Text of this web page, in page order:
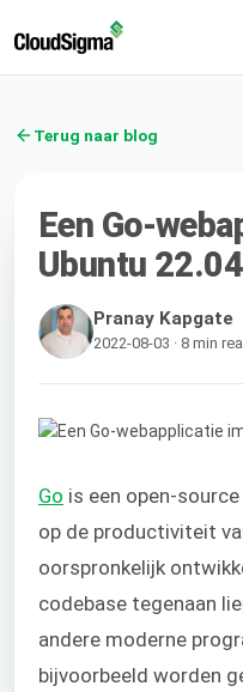
Terug naar blog
Een Go-
Ubuntu 22.04
Pranay Kapgate
2022-08-03 · 8 min
Go is een open-
op de productiviteit
oorspronkelijk
codebase tegenaan
andere moderne
bijvoorbeeld worden